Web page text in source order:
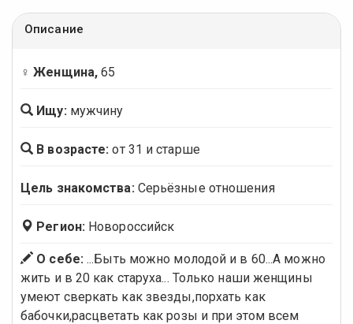
Описание
♀ Женщина, 65
Ищу: мужчину
В возрасте: от 31 и старше
Цель знакомства: Серьёзные отношения
Регион: Новороссийск
О себе:...Быть можно молодой и в 60...А можно
жить и в 20 как старуха... Только наши женщины
умеют сверкать как звезды,порхать как
бабочки,расцветать как розы и при этом всем